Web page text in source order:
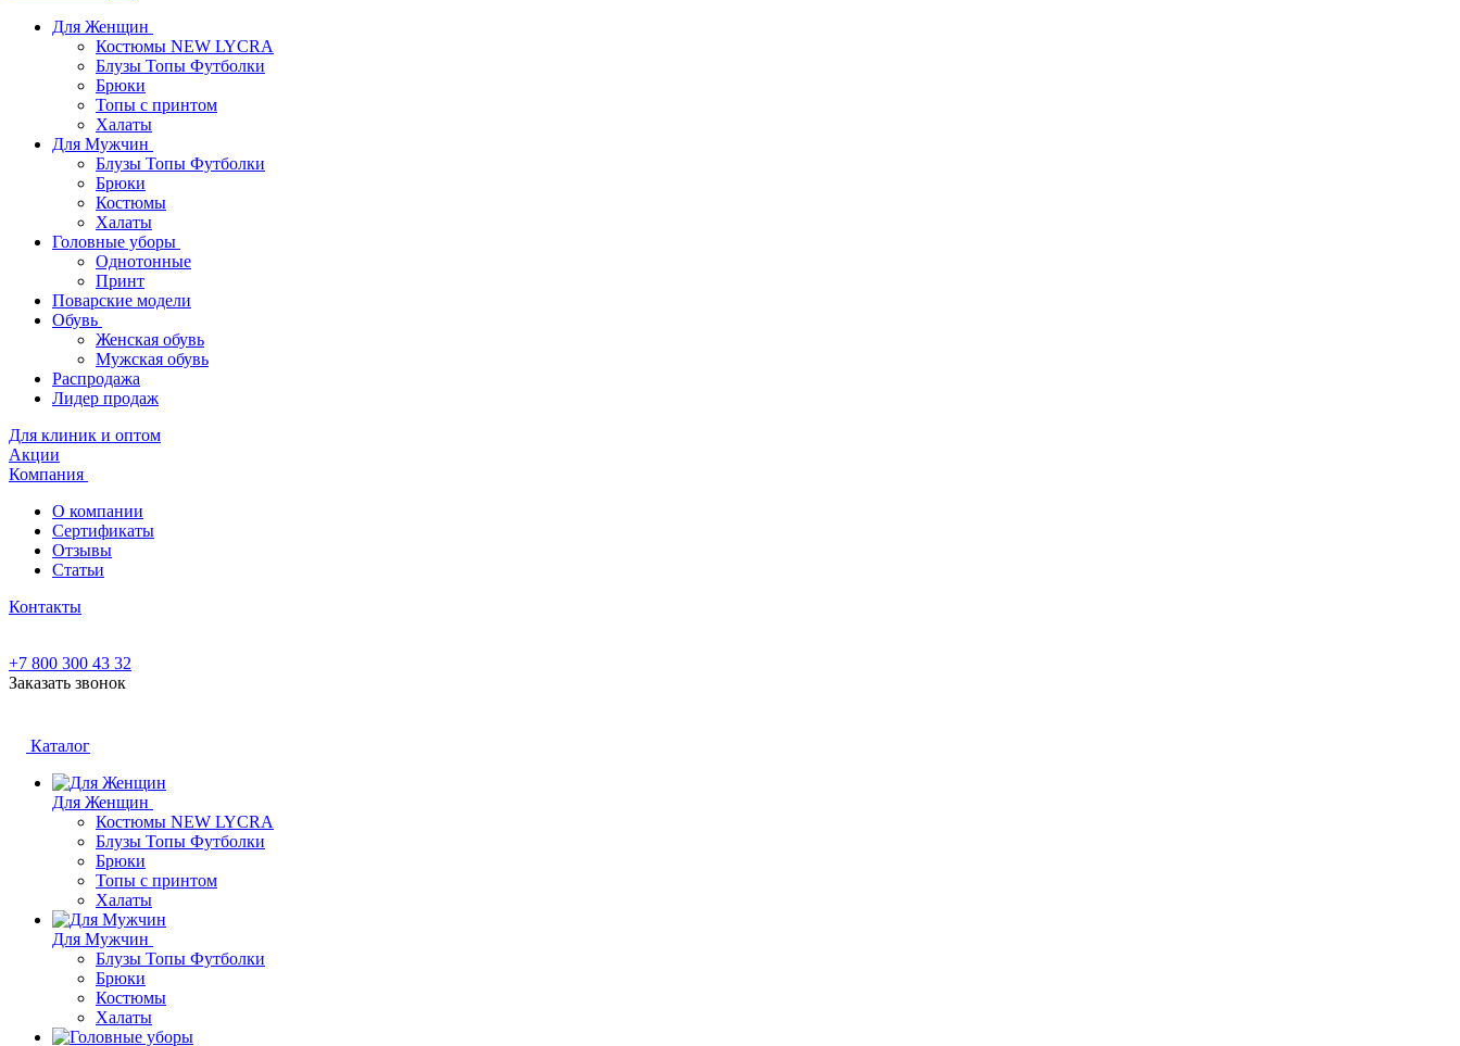
Для Женщин
Костюмы NEW LYCRA
Блузы Топы Футболки
Брюки
Топы с принтом
Халаты
Для Мужчин
Блузы Топы Футболки
Брюки
Костюмы
Халаты
Головные уборы
Однотонные
Принт
Поварские модели
Обувь
Женская обувь
Мужская обувь
Распродажа
Лидер продаж
Для клиник и оптом
Акции
Компания
О компании
Сертификаты
Отзывы
Статьи
Контакты
+7 800 300 43 32
Заказать звонок
Каталог
Для Женщин
Костюмы NEW LYCRA
Блузы Топы Футболки
Брюки
Топы с принтом
Халаты
Для Мужчин
Блузы Топы Футболки
Брюки
Костюмы
Халаты